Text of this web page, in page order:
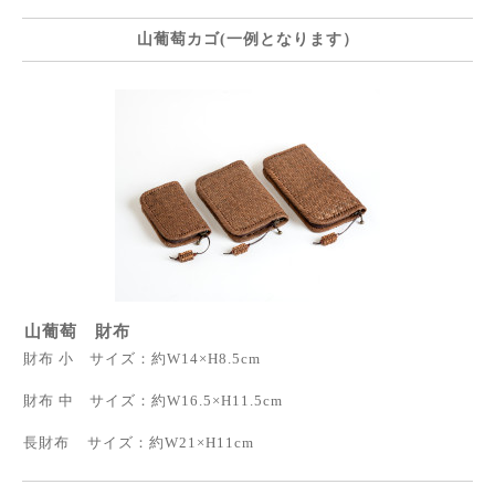
山葡萄カゴ(一例となります）
山葡萄 財布
財布 小 サイズ：約W14×H8.5cm
財布 中 サイズ：約W16.5×H11.5cm
長財布 サイズ：約W21×H11cm